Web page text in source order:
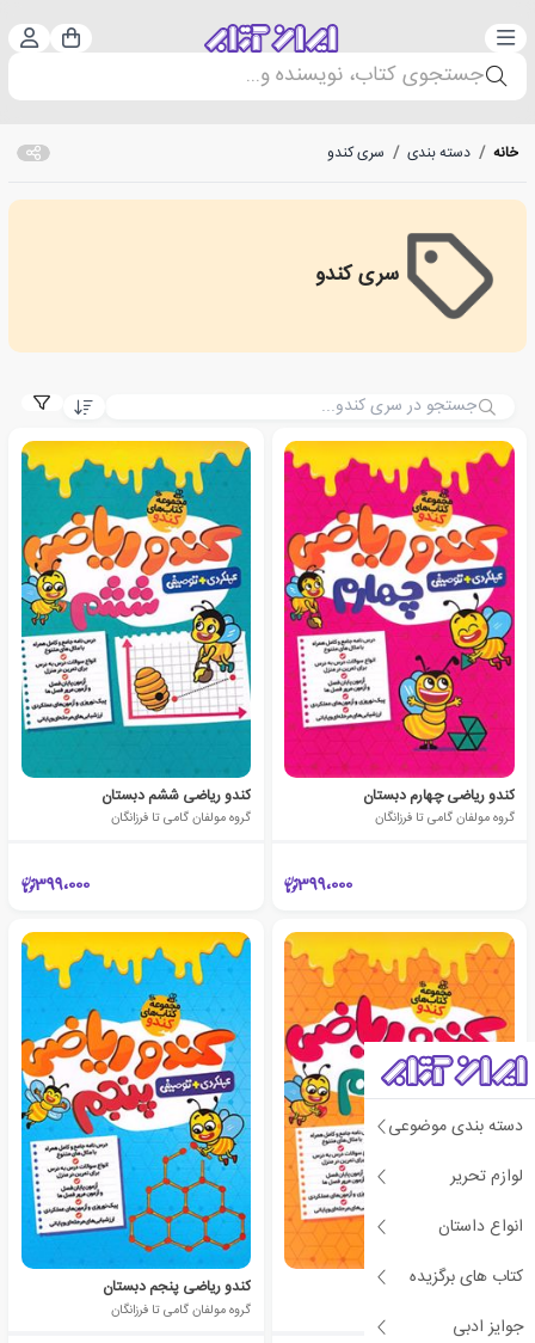
دسته‌بندی سبد
جستجوی کتاب، نویسنده و...
دسته بندی موضوعی
لوازم تحریر
انواع داستان
کتاب های برگزیده
جوایز ادبی
خانه / دسته بندی / سری کندو
سری کندو
سری کندو
کندو ریاضی چهارم دبستان
گروه مولفان گامی تا فرزانگان
399،000
کندو ریاضی ششم دبستان
گروه مولفان گامی تا فرزانگان
399،000
کندو ریاضی دوم دبستان کندو ریاضی پنجم دبستان
گروه مولفان گامی تا فرزانگان